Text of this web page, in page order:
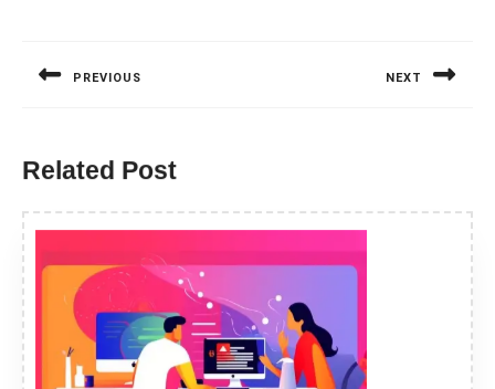
PREVIOUS NEXT
Related Post